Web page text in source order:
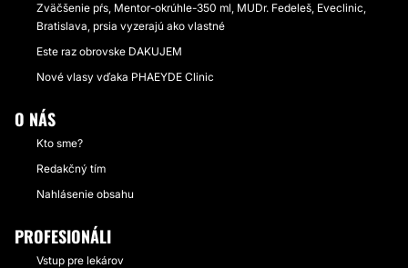
Zväčšenie pŕs, Mentor-okrúhle-350 ml, MUDr. Fedeleš, Eveclinic,
Bratislava, prsia vyzerajú ako vlastné
Este raz obrovske DAKUJEM
Nové vlasy vďaka PHAEYDE Clinic
O NÁS
Kto sme?
Redakčný tím
Nahlásenie obsahu
PROFESIONÁLI
Vstup pre lekárov